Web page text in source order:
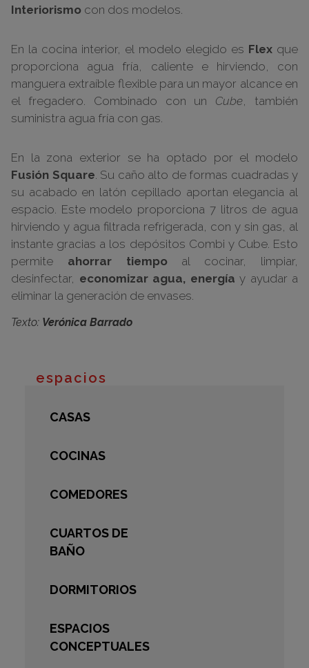
Interiorismo con dos modelos.
En la cocina interior, el modelo elegido es Flexque
proporciona agua fría, caliente e hirviendo, con
manguera extraíble flexible para un mayor alcance en
el fregadero. Combinado con un Cube , también
suministra agua fría con gas.
En la zona exterior se ha optado por el modelo
Fusión Square . Su caño alto de formas cuadradas y
su acabado en latón cepillado aportan elegancia al
espacio. Este modelo proporciona 7 litros de agua
hirviendo y agua filtrada refrigerada, con y sin gas, al
instante gracias a los depósitos Combi y Cube. Esto
permite ahorrar tiempoal cocinar, limpiar,
desinfectar, economizar agua, energía y ayudar a
eliminar la generación de envases.
Texto: Verónica Barrado
espacios
CASAS
COCINAS
COMEDORES
CUARTOS DE
BAÑO
DORMITORIOS
ESPACIOS
CONCEPTUALES